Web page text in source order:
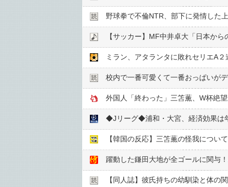
野球拳で不倫NTR、部下に発情した
【サッカー】MF中井卓大「日本か
校内で一番可愛くて一番おっぱいが
◆Jリーグ◆浦和・大宮、経済効果
躍動した鎌田大地が全ゴールに関与
【同人誌】彼氏持ちの幼馴染と体の